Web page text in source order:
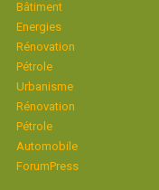
Bâtiment
Energies
Rénovation
Pétrole
Urbanisme
Rénovation
Pétrole
Automobile
ForumPress